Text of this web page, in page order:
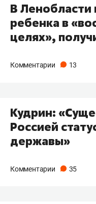
В
ребенка в
целях»,
Комментарии 13
Кудрин:
Россией
державы»
Комментарии 35